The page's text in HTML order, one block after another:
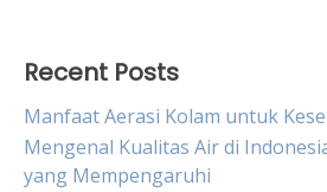
Recent Posts
Manfaat Aerasi Kolam untuk
Mengenal Kualitas Air di
yang Mempengaruhi